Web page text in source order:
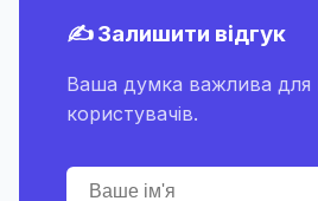
✍️ Залишити відгук
Ваша думка важлива для
користувачів.